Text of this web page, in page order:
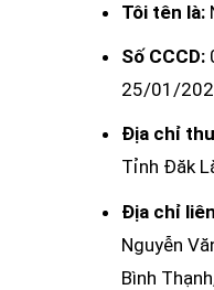
Tôi tên là:
Số CCCD:
25/01/
Địa chỉ
Tỉnh Đăk
Địa chỉ
Nguyễn
Bình